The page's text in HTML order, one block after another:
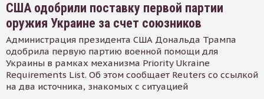
США одобрили поставку первой партии
оружия Украине за счет союзников
Администрация президента США Дональда Трампа
одобрила первую партию военной помощи для
Украины в рамках механизма Priority Ukraine
Requirements List. Об этом сообщает Reuters со ссылкой
на два источника, знакомых с ситуацией